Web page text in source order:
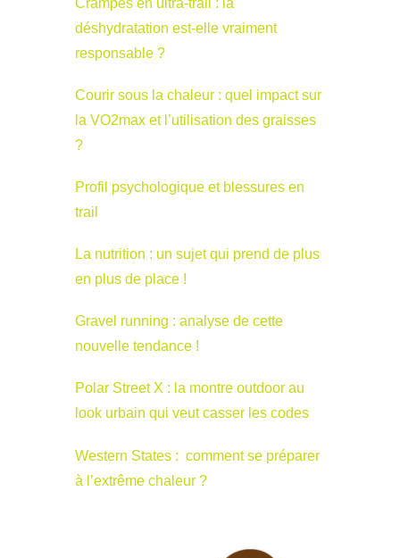
déshydratation est-elle vraiment
responsable ?
Courir sous la chaleur : quel impact sur
la VO2max et l’utilisation des graisses
?
Profil psychologique et blessures en
trail
La nutrition : un sujet qui prend de plus
en plus de place !
Gravel running : analyse de cette
nouvelle tendance !
Polar Street X : la montre outdoor au
look urbain qui veut casser les codes
Western States : comment se préparer
à l’extrême chaleur ?